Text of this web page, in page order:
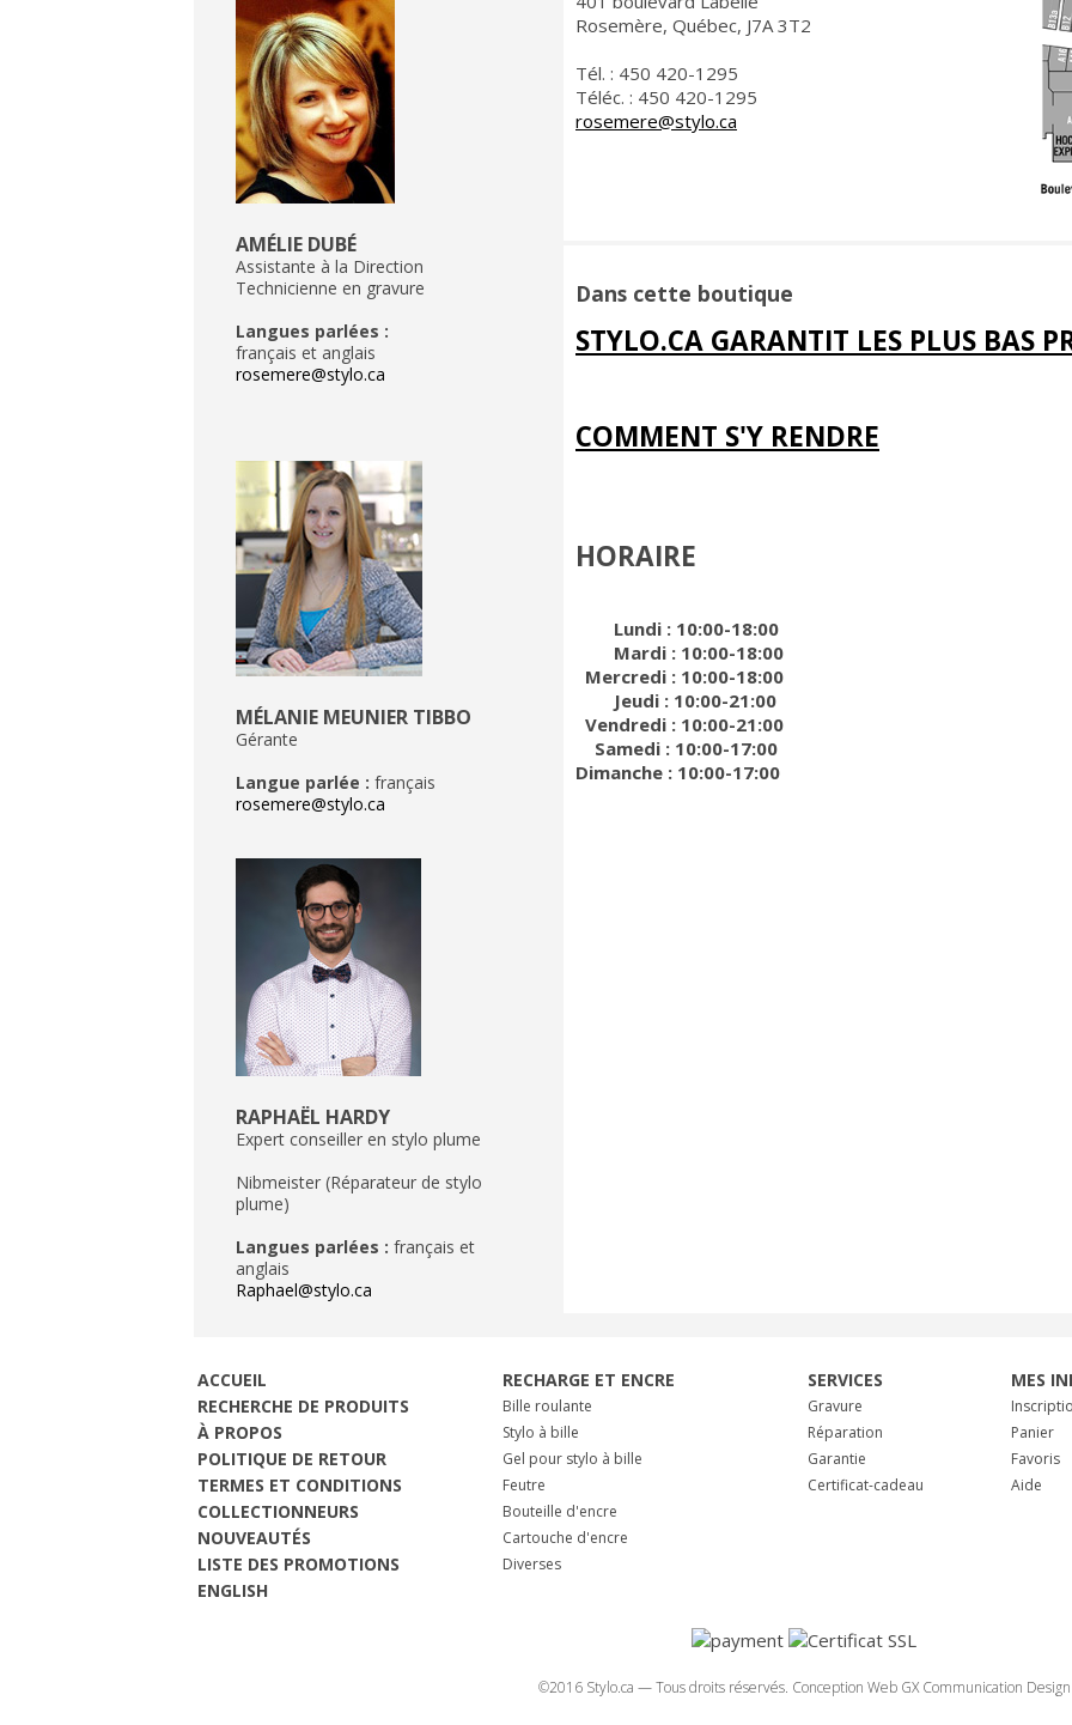
AMÉLIE DUBÉ
Assistante à la Direction
Technicienne en gravure
Langues parlées :
français et anglais
rosemere@stylo.ca
MÉLANIE MEUNIER TIBBO
Gérante
Langue parlée : français
rosemere@stylo.ca
RAPHAËL HARDY
Expert conseiller en stylo plume
Nibmeister (Réparateur de stylo
plume)
Langues parlées : français et
anglais
Raphael@stylo.ca
Rosemère, Québec, J7A 3T2
Tél. : 450 420-1295
Téléc. : 450 420-1295
rosemere@stylo.ca
Dans cette boutique
STYLO.CA GARANTIT LES PLUS BAS
COMMENT S'Y RENDRE
HORAIRE
Lundi : 10:00-18:00
Mardi : 10:00-18:00
Mercredi : 10:00-18:00
Jeudi : 10:00-21:00
Vendredi : 10:00-21:00
Samedi : 10:00-17:00
Dimanche : 10:00-17:00
ACCUEIL
RECHERCHE DE PRODUITS
À PROPOS
POLITIQUE DE RETOUR
TERMES ET CONDITIONS
COLLECTIONNEURS
NOUVEAUTÉS
LISTE DES PROMOTIONS
ENGLISH
RECHARGE ET ENCRE
Bille roulante
Stylo à bille
Gel pour stylo à bille
Feutre
Bouteille d'encre
Cartouche d'encre
Diverses
SERVICES
Gravure
Réparation
Garantie
Certificat-cadeau
MES
Panier
Favoris
Aide
©2016 Stylo.ca — Tous droits réservés. Conception Web GX Communication Design